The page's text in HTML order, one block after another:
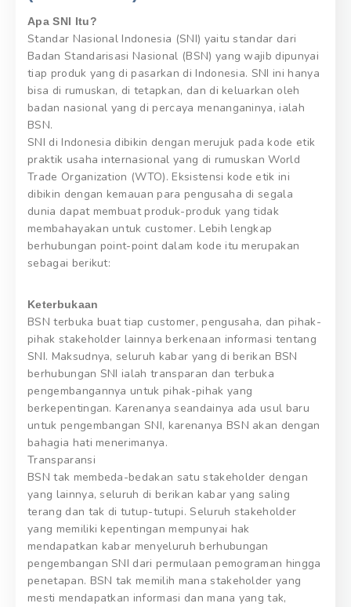
Apa SNI Itu?
Standar Nasional Indonesia (SNI) yaitu standar dari
Badan Standarisasi Nasional (BSN) yang wajib dipunyai
tiap produk yang di pasarkan di Indonesia. SNI ini hanya
bisa di rumuskan, di tetapkan, dan di keluarkan oleh
badan nasional yang di percaya menanganinya, ialah
BSN.
SNI di Indonesia dibikin dengan merujuk pada kode etik
praktik usaha internasional yang di rumuskan World
Trade Organization (WTO). Eksistensi kode etik ini
dibikin dengan kemauan para pengusaha di segala
dunia dapat membuat produk-produk yang tidak
membahayakan untuk customer. Lebih lengkap
berhubungan point-point dalam kode itu merupakan
sebagai berikut:
Keterbukaan
BSN terbuka buat tiap customer, pengusaha, dan pihak-
pihak stakeholder lainnya berkenaan informasi tentang
SNI. Maksudnya, seluruh kabar yang di berikan BSN
berhubungan SNI ialah transparan dan terbuka
pengembangannya untuk pihak-pihak yang
berkepentingan. Karenanya seandainya ada usul baru
untuk pengembangan SNI, karenanya BSN akan dengan
bahagia hati menerimanya.
Transparansi
BSN tak membeda-bedakan satu stakeholder dengan
yang lainnya, seluruh di berikan kabar yang saling
terang dan tak di tutup-tutupi. Seluruh stakeholder
yang memiliki kepentingan mempunyai hak
mendapatkan kabar menyeluruh berhubungan
pengembangan SNI dari permulaan pemograman hingga
penetapan. BSN tak memilih mana stakeholder yang
mesti mendapatkan informasi dan mana yang tak,